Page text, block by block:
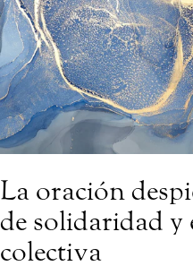
La oración
de solidaridad y
colectiva